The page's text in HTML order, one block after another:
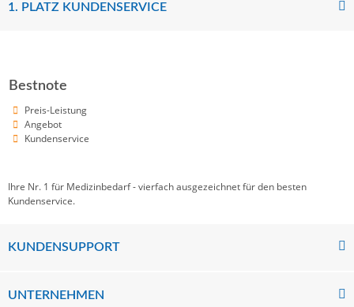
1. PLATZ KUNDENSERVICE
Bestnote
Preis-Leistung
Angebot
Kundenservice
Ihre Nr. 1 für Medizinbedarf - vierfach ausgezeichnet für den besten
Kundenservice.
KUNDENSUPPORT
UNTERNEHMEN